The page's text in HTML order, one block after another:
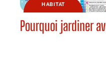
HABITAT
Pourquoi jardiner